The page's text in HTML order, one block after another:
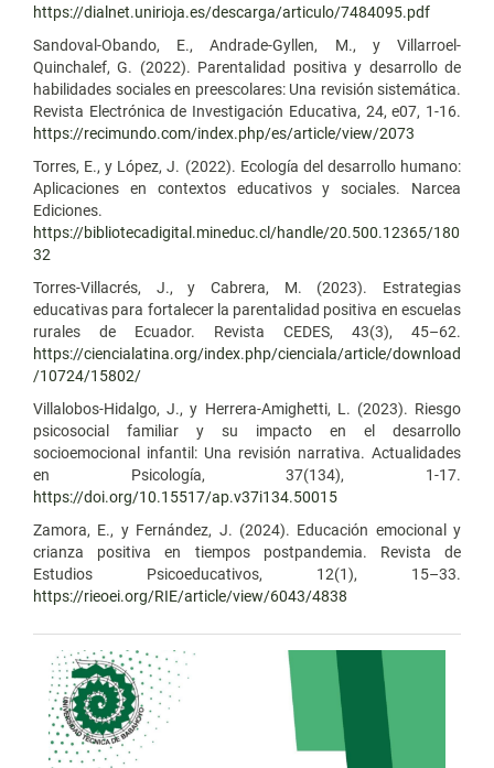
https://dialnet.unirioja.es/descarga/articulo/7484095.pdf
Sandoval-Obando, E., Andrade-Gyllen, M., y Villarroel-
Quinchalef, G. (2022). Parentalidad positiva y desarrollo de
habilidades sociales en preescolares: Una revisión sistemática.
Revista Electrónica de Investigación Educativa, 24, e07, 1-16.
https://recimundo.com/index.php/es/article/view/2073
Torres, E., y López, J. (2022). Ecología del desarrollo humano:
Aplicaciones en contextos educativos y sociales. Narcea
Ediciones.
https://bibliotecadigital.mineduc.cl/handle/20.500.12365/180
32
Torres-Villacrés, J., y Cabrera, M. (2023). Estrategias
educativas para fortalecer la parentalidad positiva en escuelas
rurales de Ecuador. Revista CEDES, 43(3), 45–62.
https://ciencialatina.org/index.php/cienciala/article/download
/10724/15802/
Villalobos-Hidalgo, J., y Herrera-Amighetti, L. (2023). Riesgo
psicosocial familiar y su impacto en el desarrollo
socioemocional infantil: Una revisión narrativa. Actualidades
en Psicología, 37(134), 1-17.
https://doi.org/10.15517/ap.v37i134.50015
Zamora, E., y Fernández, J. (2024). Educación emocional y
crianza positiva en tiempos postpandemia. Revista de
Estudios Psicoeducativos, 12(1), 15–33.
https://rieoei.org/RIE/article/view/6043/4838